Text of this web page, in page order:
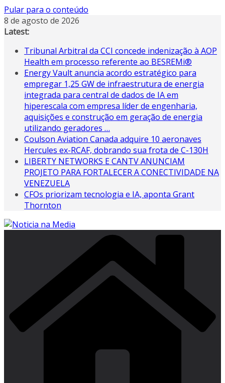
Pular para o conteúdo
8 de agosto de 2026
Latest:
Tribunal Arbitral da CCI concede indenização à AOP
Health em processo referente ao BESREMi®
Energy Vault anuncia acordo estratégico para
empregar 1,25 GW de infraestrutura de energia
integrada para central de dados de IA em
hiperescala com empresa líder de engenharia,
aquisições e construção em geração de energia
utilizando geradores …
Coulson Aviation Canada adquire 10 aeronaves
Hercules ex-RCAF, dobrando sua frota de C-130H
LIBERTY NETWORKS E CANTV ANUNCIAM
PROJETO PARA FORTALECER A CONECTIVIDADE NA
VENEZUELA
CFOs priorizam tecnologia e IA, aponta Grant
Thornton